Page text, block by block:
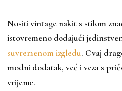
Nositi vintage nakit s stilom
istovremeno dodajući
suvremenom izgledu. Ovaj
modni dodatak, već i veza s
vrijeme.